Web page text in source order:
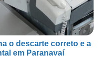
o descarte correto e a
em Paranavaí